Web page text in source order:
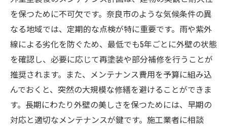
を保つために不可欠です。奈良市のような気候条件の異
なる地域では、定期的な点検が特に重要です。雨や紫外
線による劣化を防ぐため、最低でも5年ごとに外壁の状態
を確認し、必要に応じて再塗装や部分補修を行うことが
推奨されます。また、メンテナンス費用を予算に組み込
んでおくと、突然の大規模な修繕を避けることができま
す。長期にわたり外壁の美しさを保つためには、早期の
対応と適切なメンテナンスが鍵です。施工業者に相談